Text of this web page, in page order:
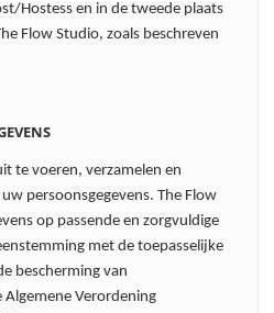
Hostess en in de tweede plaats
Flow Studio, zoals beschreven
te voeren, verzamelen en
persoonsgegevens. The Flow
op passende en zorgvuldige
met de toepasselijke
bescherming van
Algemene Verordening